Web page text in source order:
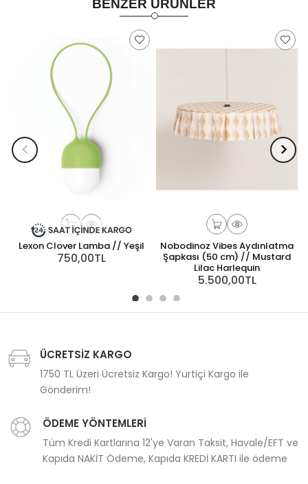
BENZER ÜRÜNLER
Lexon Clover Lamba // Yeşil
750,00TL
Nobodinoz Vibes Aydınlatma
Şapkası (50 cm) // Mustard
Lilac Harlequin
5.500,00TL
ÜCRETSİZ KARGO
1750 TL Üzeri Ücretsiz Kargo! Yurtiçi Kargo ile
Gönderim!
ÖDEME YÖNTEMLERİ
Tüm Kredi Kartlarına 12'ye Varan Taksit, Havale/EFT ve
Kapıda NAKİT Ödeme, Kapıda KREDİ KARTI ile ödeme